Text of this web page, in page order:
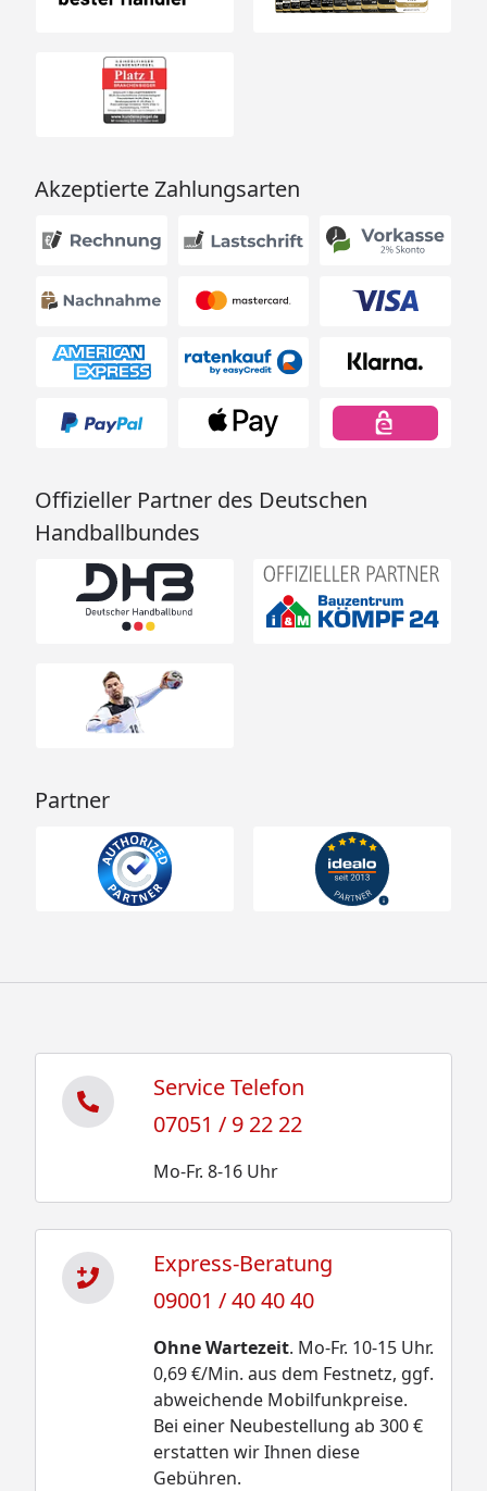
Akzeptierte Zahlungsarten
Offizieller Partner des Deutschen
Handballbundes
Partner
Service Telefon
07051 / 9 22 22
Mo-Fr. 8-16 Uhr
Express-Beratung
09001 / 40 40 40
Ohne Wartezeit. Mo-Fr. 10-15 Uhr.
0,69 €/Min. aus dem Festnetz, ggf.
abweichende Mobilfunkpreise.
Bei einer Neubestellung ab 300 €
erstatten wir Ihnen diese
Gebühren.